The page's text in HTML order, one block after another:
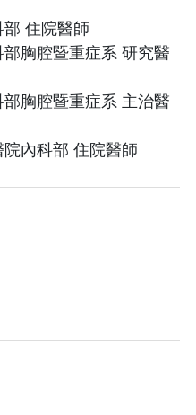
住院醫師
胸腔暨重症系 研究醫
胸腔暨重症系 主治醫
內科部 住院醫師